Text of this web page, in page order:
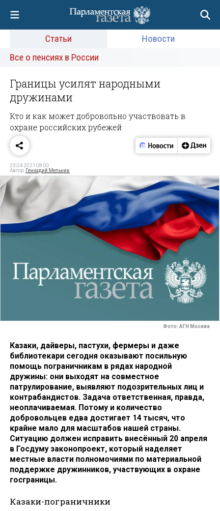
Статьи
Новости
Все о пенсиях в России
Границы усилят народными
дружинами
Кто и как может добровольно участвовать в
охране российских рубежей
23.04.2021 08:00
Автор: Геннадий Мельник
Фото: АГН Москва
Казаки, дайверы, пастухи, фермеры и даже
библиотекари сегодня оказывают посильную
помощь пограничникам в рядах народной
дружины: они выходят на совместное
патрулирование, выявляют подозрительных лиц и
контрабандистов. Задача ответственная, правда,
неоплачиваемая. Потому и количество
добровольцев едва достигает 14 тысяч, что
крайне мало для масштабов нашей страны.
Ситуацию должен исправить внесённый 20 апреля
в Госдуму законопроект, который наделяет
местные власти полномочиями по материальной
поддержке дружинников, участвующих в охране
госграницы.
Казаки-пограничники